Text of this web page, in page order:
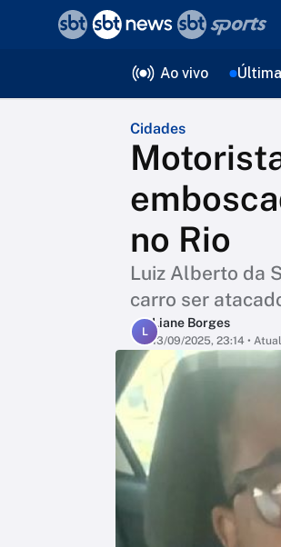
Ao vivo
Cidades
no Rio
Luiz Alberto da
carro ser
L
Liane Borges
13/09/2025, 23:14 •
voltar
Editorias